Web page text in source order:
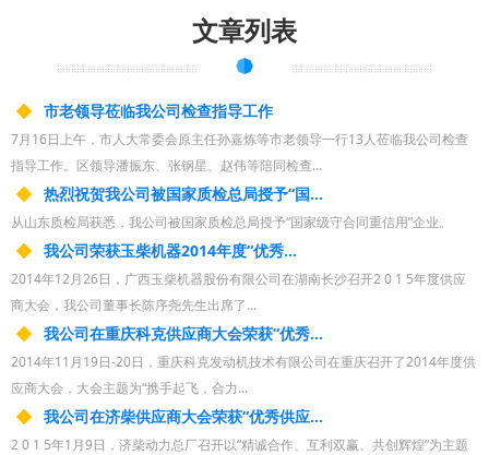
文章列表
市老领导莅临我公司检查指导工作
7月16日上午，市人大常委会原主任孙嘉炼等市老领导一行13人莅临我公司检查
指导工作。区领导潘振东、张钢星、赵伟等陪同检查...
热烈祝贺我公司被国家质检总局授予“国...
从山东质检局获悉，我公司被国家质检总局授予“国家级守合同重信用”企业。
我公司荣获玉柴机器2014年度“优秀...
2014年12月26日，广西玉柴机器股份有限公司在湖南长沙召开2 0 1 5年度供应
商大会，我公司董事长陈序尧先生出席了...
我公司在重庆科克供应商大会荣获“优秀...
2014年11月19日-20日，重庆科克发动机技术有限公司在重庆召开了2014年度供
应商大会，大会主题为“携手起飞，合力...
我公司在济柴供应商大会荣获“优秀供应...
2 0 1 5年1月9日，济柴动力总厂召开以“精诚合作、互利双赢、共创辉煌”为主题